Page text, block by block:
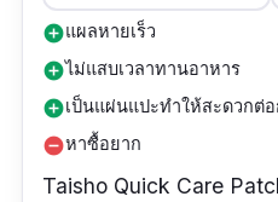
add_circleแผลหายเร็ว
add_circleไม่แสบเวลาทานอาหาร
add_circleเป็นแผ่นแปะทำให้สะดวกต่
remove_circleหาซื้อยาก
Taisho Quick Care